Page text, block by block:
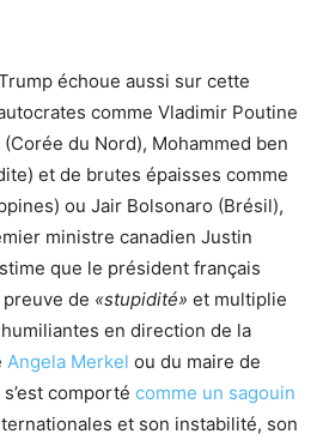
échoue aussi sur cette
comme Vladimir Poutine
du Nord), Mohammed ben
et de brutes épaisses comme
ou Jair Bolsonaro (Brésil),
ministre canadien Justin
que le président français
de «stupidité» et multiplie
en direction de la
Angela Merkel ou du maire de
s’est comporté comme un sagouin
et son instabilité, son